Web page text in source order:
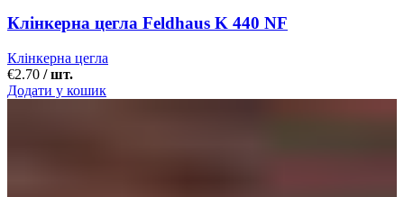
Клінкерна цегла Feldhaus K 440 NF
Клінкерна цегла
€2.70 / шт.
Додати у кошик